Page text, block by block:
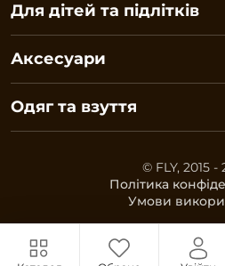
Для дітей та підлітків
Аксесуари
Одяг та взуття
© FLY, 2015 -
Політика
Умови